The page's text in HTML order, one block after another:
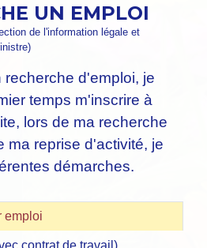
UN EMPLOI
de l'information légale et
d'emploi, je
temps m'inscrire à
lors de ma recherche
ma reprise d'activité, je
démarches.
emploi
contrat de travail)